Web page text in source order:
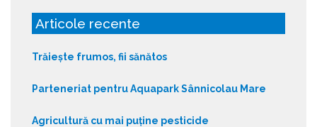
Articole recente
Trăiește frumos, fii sănătos
Parteneriat pentru Aquapark Sânnicolau Mare
Agricultură cu mai puține pesticide